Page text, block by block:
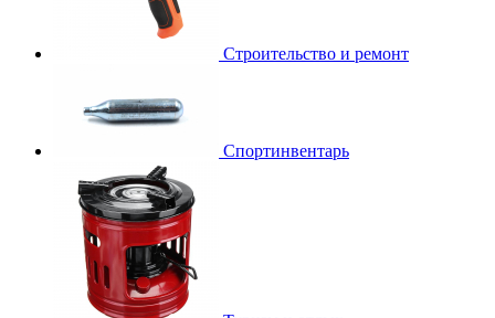
Строительство и ремонт
Спортинвентарь